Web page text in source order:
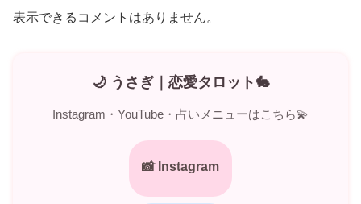
表示できるコメントはありません。
🌙 うさぎ｜恋愛タロット🐇
Instagram・YouTube・占いメニューはこちら💫
📸 Instagram